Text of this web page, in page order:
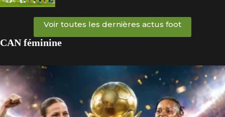
Voir toutes les dernières actus foot
CAN féminine